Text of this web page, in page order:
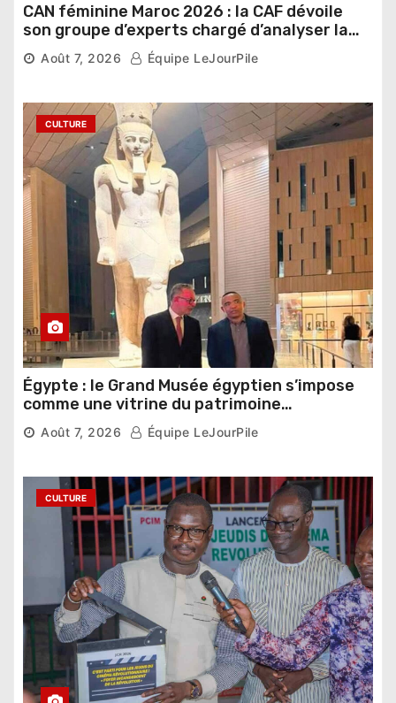
CAN féminine Maroc 2026 : la CAF dévoile
son groupe d’experts chargé d’analyser la
compétition
Août 7, 2026 Équipe LeJourPile
CULTURE
Égypte : le Grand Musée égyptien s’impose
comme une vitrine du patrimoine
pharaonique auprès des dirigeants
étrangers
Août 7, 2026 Équipe LeJourPile
CULTURE